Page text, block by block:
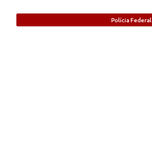
Polícia Federal